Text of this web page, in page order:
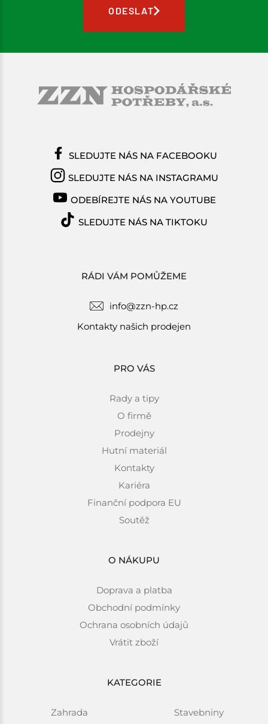
ODESLAT
RÁDI VÁM POMŮŽEME
info@zzn-hp.cz
Kontakty našich prodejen
PRO VÁS
Rady a tipy
O firmě
Prodejny
Hutní materiál
Kontakty
Kariéra
Finanční podpora EU
Soutěž
O NÁKUPU
Doprava a platba
Obchodní podmínky
Ochrana osobních údajů
Vrátit zboží
KATEGORIE
Zahrada Stavebniny
SLEDUJTE NÁS NA FACEBOOKU
SLEDUJTE NÁS NA INSTAGRAMU
ODEBÍREJTE NÁS NA YOUTUBE
SLEDUJTE NÁS NA TIKTOKU